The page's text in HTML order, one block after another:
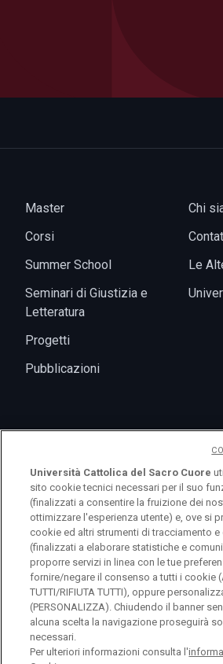
Master
Corsi
Summer School
Seminari di Giustizia e
Letteratura
Progetti
Pubblicazioni
Chi
Le
News
logo UC
Università Cattolica del Sacro Cuore
sito cookie tecnici necessari per il suo
(finalizzati a consentire la fruizione dei
ottimizzare l'esperienza utente) e, ove si
cookie ed altri strumenti di tracciamento
(finalizzati a elaborare statistiche e
proporre servizi in linea con le tue
fornire/negare il consenso a tutti i cookie
TUTTI/RIFIUTA TUTTI), oppure
(PERSONALIZZA). Chiudendo il banner
alcuna scelta la navigazione proseguirà
necessari.
Per ulteriori informazioni consulta l'